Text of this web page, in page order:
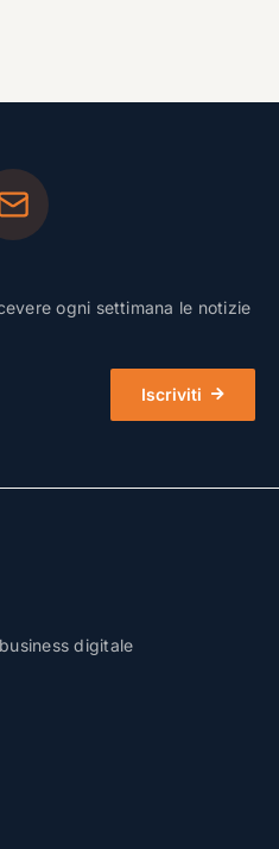
ogni settimana le notizie
Iscriviti
digitale